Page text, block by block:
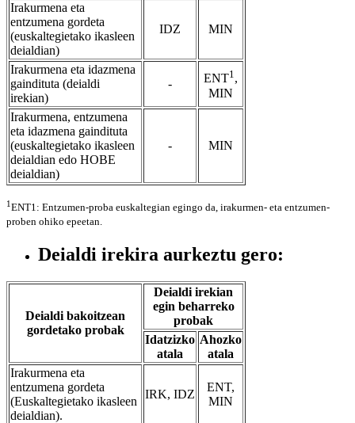
Irakurmena eta
entzumena gordeta
(euskaltegietako ikasleen
deialdian)
IDZ MIN
Irakurmena eta idazmena
gaindituta (deialdi
irekian)
- ENT1,
MIN
Irakurmena, entzumena
eta idazmena gaindituta
(euskaltegietako ikasleen
deialdian edo HOBE
deialdian)
- MIN
1ENT1: Entzumen-proba euskaltegian egingo da, irakurmen- eta entzumen-
proben ohiko epeetan.
Deialdi irekira aurkeztu gero:
Deialdi bakoitzean
gordetako probak
Deialdi irekian
egin beharreko
probak
Idatzizko
atala
Ahozko
atala
Irakurmena eta
entzumena gordeta
(Euskaltegietako ikasleen
deialdian).
IRK, IDZ
ENT,
MIN